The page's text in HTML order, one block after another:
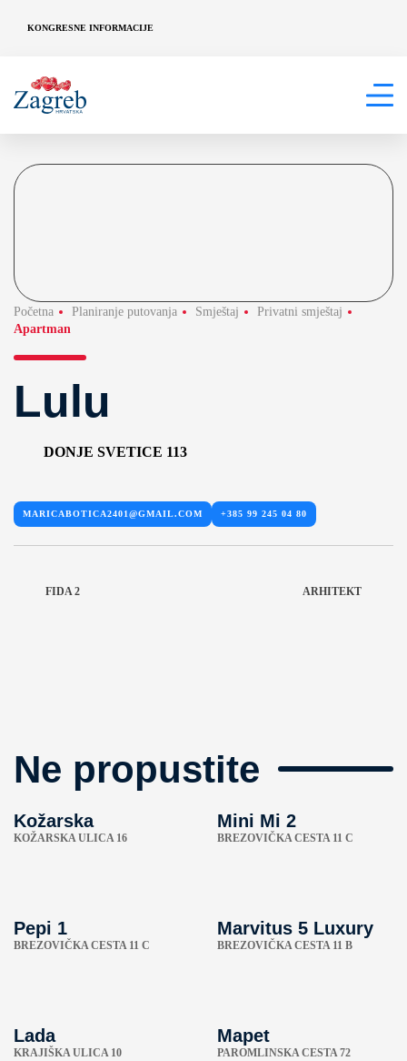
KONGRESNE INFORMACIJE
Početna Planiranje putovanja Smještaj
Privatni smještaj
Apartman
Lulu
DONJE SVETICE 113
MARICABOTICA2401@GMAIL.COM +385 99 245 04 80
FIDA 2 ARHITEKT
Ne propustite
Kožarska
KOŽARSKA ULICA 16
Mini Mi 2
BREZOVIČKA CESTA 11 C
Pepi 1
BREZOVIČKA CESTA 11 C
Marvitus 5 Luxury
BREZOVIČKA CESTA 11 B
Lada
KRAJIŠKA ULICA 10
Mapet
PAROMLINSKA CESTA 72